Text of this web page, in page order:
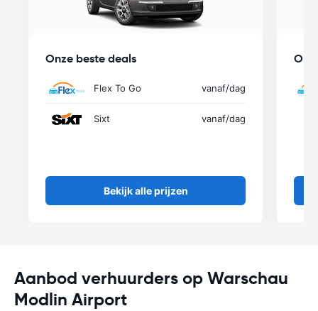
Onze beste deals
Flex To Go vanaf/dag
Sixt vanaf/dag
Bekijk alle prijzen
Aanbod verhuurders op Warschau
Modlin Airport